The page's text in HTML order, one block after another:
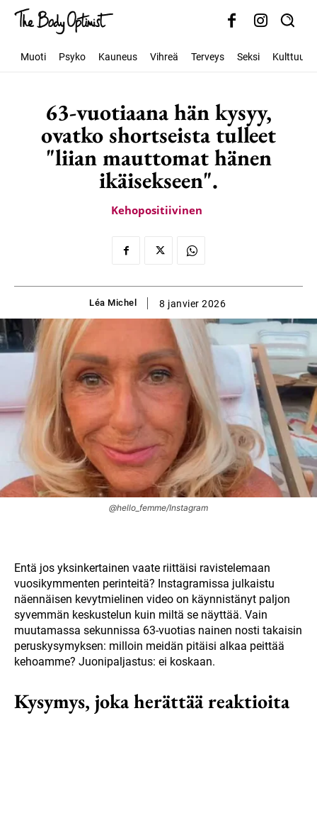
Muoti Psyko Kauneus Vihreä Terveys Seksi Kulttuuri
63-vuotiaana hän kysyy,
ovatko shortseista tulleet
"liian mauttomat hänen
ikäisekseen".
Kehopositiivinen
Léa Michel 8 janvier 2026
@hello_femme/Instagram
Entä jos yksinkertainen vaate riittäisi ravistelemaan
vuosikymmenten perinteitä? Instagramissa julkaistu
näennäisen kevytmielinen video on käynnistänyt paljon
syvemmän keskustelun kuin miltä se näyttää. Vain
muutamassa sekunnissa 63-vuotias nainen nosti takaisin
peruskysymyksen: milloin meidän pitäisi alkaa peittää
kehoamme? Juonipaljastus: ei koskaan.
Kysymys, joka herättää reaktioita